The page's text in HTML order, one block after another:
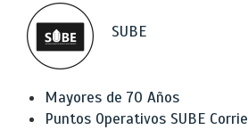
SUBE
Mayores de 70 Años
Puntos Operativos SUBE